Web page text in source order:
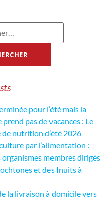
pour l’été mais la
pas de vacances : Le
nutrition d’été 2026
par l’alimentation :
membres dirigés
et des Inuits à
la livraison à domicile vers